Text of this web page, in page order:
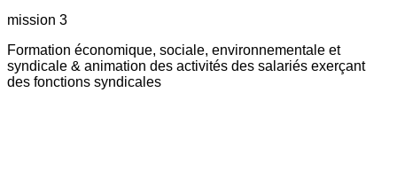
mission 3
Formation économique, sociale, environnementale et
syndicale & animation des activités des salariés exerçant
des fonctions syndicales